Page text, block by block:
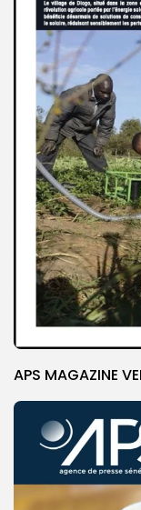
APS MAGAZINE